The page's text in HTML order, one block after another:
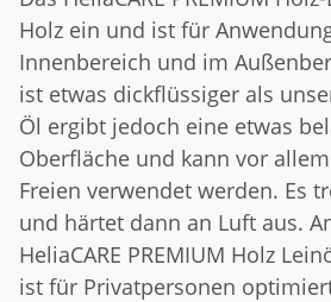
Holz ein und ist für
Innenbereich und im
ist etwas dickflüssiger als
Öl ergibt jedoch eine etwas
Oberfläche und kann vor
Freien verwendet werden. Es
und härtet dann an Luft aus.
HeliaCARE PREMIUM Holz
ist für Privatpersonen